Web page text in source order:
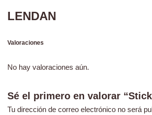
LENDAN
Valoraciones
No hay valoraciones aún.
Sé el primero en valorar
Tu dirección de correo electrónico no será